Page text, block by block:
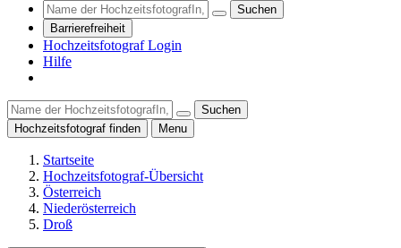
Suchen
Barrierefreiheit
Hochzeitsfotograf Login
Hilfe
Suchen
Hochzeitsfotograf finden
Menu
Startseite
Hochzeitsfotograf-Übersicht
Österreich
Niederösterreich
Droß